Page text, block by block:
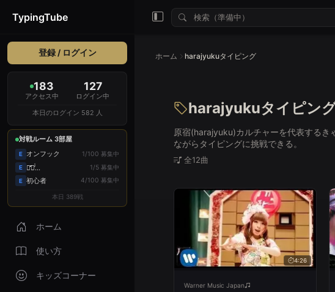
TypingTube
登録 / ログイン
183
アクセス中
127
ログイン中
本日のログイン 582 人
対戦ルーム 3部屋
E オンフック 1/100 募集中
E こ̛̛̛̛̛ん̓̍... 1/5 募集中
E 初心者 4/100 募集中
本日 389戦
ホーム
使い方
キッズコーナー
ホーム harajyukuタイピング
harajyukuタイピン
原宿(harajyuku)カルチャーを代表するき
ながらタイピングに挑戦できる。
全12曲
4:26
Warner Music Japan